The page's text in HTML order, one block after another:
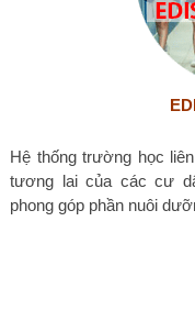
Hệ thống trường học
tương lai của các cư
phong góp phần nuôi